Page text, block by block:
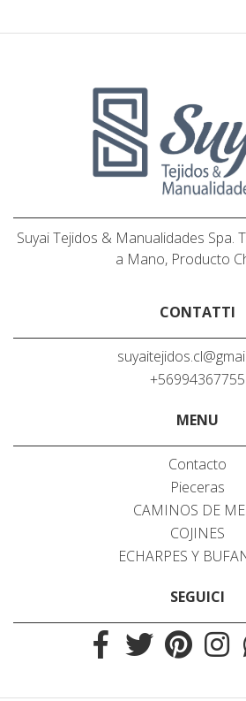
Suyai Tejidos & Manualidades Spa.
a Mano, Producto
CONTATTI
+56994367755
MENU
Contacto
Pieceras
CAMINOS DE
COJINES
ECHARPES Y
SEGUICI